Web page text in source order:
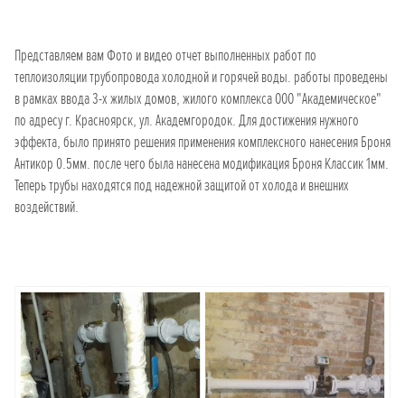
Представляем вам Фото и видео отчет выполненных работ по
теплоизоляции трубопровода холодной и горячей воды. работы проведены
в рамках ввода 3-х жилых домов, жилого комплекса ООО "Академическое"
по адресу г. Красноярск, ул. Академгородок. Для достижения нужного
эффекта, было принято решения применения комплексного нанесения Броня
Антикор 0.5мм. после чего была нанесена модификация Броня Классик 1мм.
Теперь трубы находятся под надежной защитой от холода и внешних
воздействий.